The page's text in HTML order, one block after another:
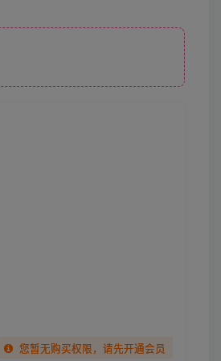
您暂无购买权限，请先开通会员